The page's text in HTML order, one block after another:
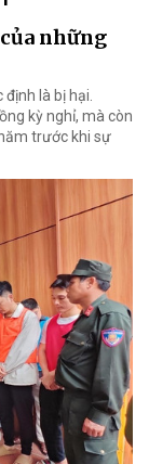
những
là bị hại.
kỳ nghỉ, mà còn
trước khi sự